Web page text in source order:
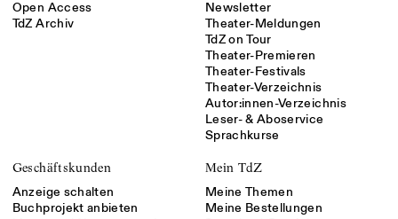
Open Access
TdZ Archiv
Newsletter
Theater-Meldungen
TdZ on Tour
Theater-Premieren
Theater-Festivals
Theater-Verzeichnis
Autor:innen-Verzeichnis
Leser- & Aboservice
Sprachkurse
Geschäftskunden
Anzeige schalten
Buchprojekt anbieten
Mein TdZ
Meine Themen
Meine Bestellungen